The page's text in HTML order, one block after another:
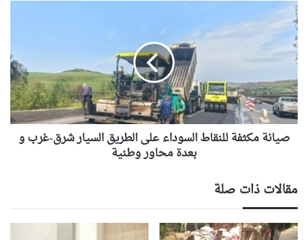
صيانة
مكثفة
للنقاط
السوداء
على
الطريق
السيار
شرق-
غرب
وطنية
صيانة مكثفة للنقاط السوداء على الطريق السيار شرق-غرب و
بعدة محاور وطنية
مقالات ذات صلة